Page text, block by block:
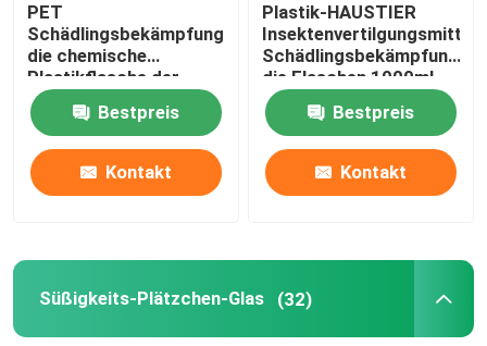
PET
Schädlingsbekämpfungsmittel,
die chemische
Plastikflasche der
Flaschen-100ml 200ml
500ml 1000ml
verpacken
Bestpreis
Kontakt
Plastik-HAUSTIER
Insektenvertilgungsmittel-
die Flaschen 1000ml
verpacken
Bestpreis
Kontakt
Süßigkeits-Plätzchen-Glas (32)